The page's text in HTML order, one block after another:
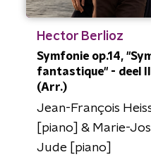
Hector Berlioz
Symfonie op.14,
fantastique" - deel
(Arr.)
Jean-François
[piano] & Marie-
Jude [piano]